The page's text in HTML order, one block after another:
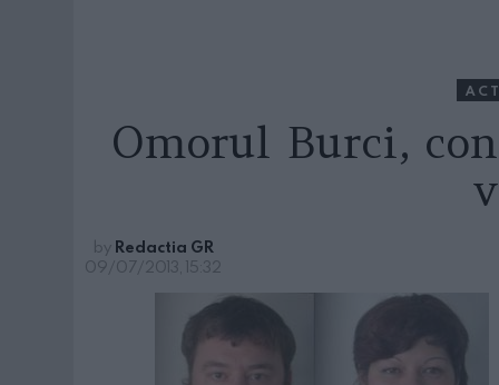
Omorul Burci,
by Redactia GR
09/07/2013, 15:32